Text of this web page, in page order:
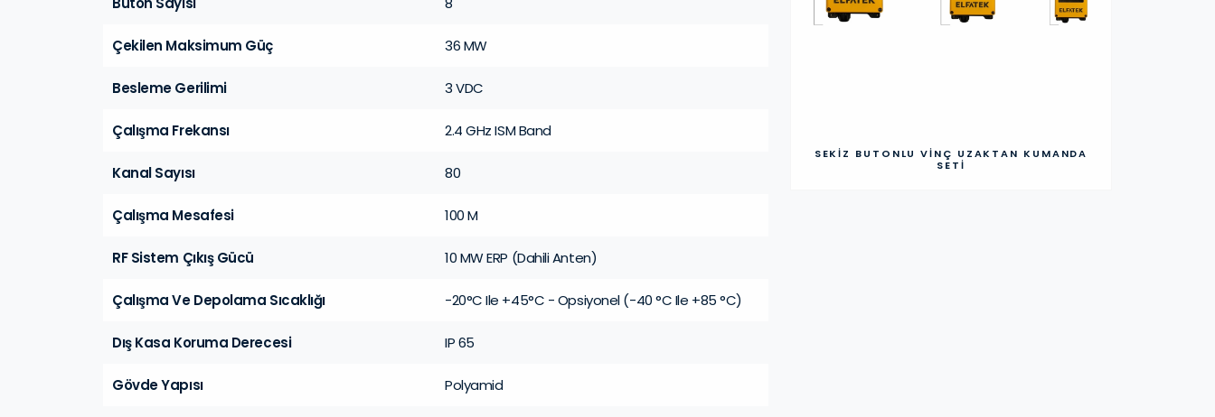
Çekilen Maksimum Güç 36 MW
Besleme Gerilimi 3 VDC
Çalışma Frekansı 2.4 GHz ISM Band
Kanal Sayısı 80
Çalışma Mesafesi 100 M
RF Sistem Çıkış Gücü 10 MW ERP (Dahili Anten)
Çalışma Ve Depolama Sıcaklığı -20°C Ile +45°C - Opsiyonel (-40 °C Ile +85 °C)
Dış Kasa Koruma Derecesi IP 65
Gövde Yapısı Polyamid
SEKIZ BUTONLU VINÇ UZAKTAN KUMANDA
SETI